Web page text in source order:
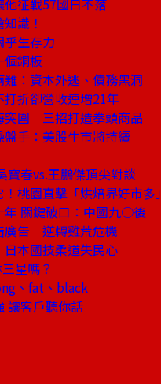
征戰57國日不落
識！
乎生存力
個銅板
：資本外逃、債務黑洞
折卻營收連增21年
突圍 三招打造拳頭商品
手：美股牛市將持續
寶春vs.王鵬傑頂尖對談
桃園直擊「烘焙界好市多」
年 關鍵破口：中國九○後
廣告 逆轉雞荒危機
本國技柔道失民心
星嗎？
、fat、black
讓客戶聽你話